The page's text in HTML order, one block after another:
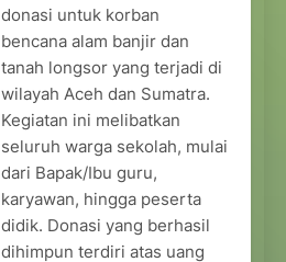
donasi untuk korban
bencana alam banjir dan
tanah longsor yang terjadi di
wilayah Aceh dan Sumatra.
Kegiatan ini melibatkan
seluruh warga sekolah, mulai
dari Bapak/Ibu guru,
karyawan, hingga peserta
didik. Donasi yang berhasil
dihimpun terdiri atas uang